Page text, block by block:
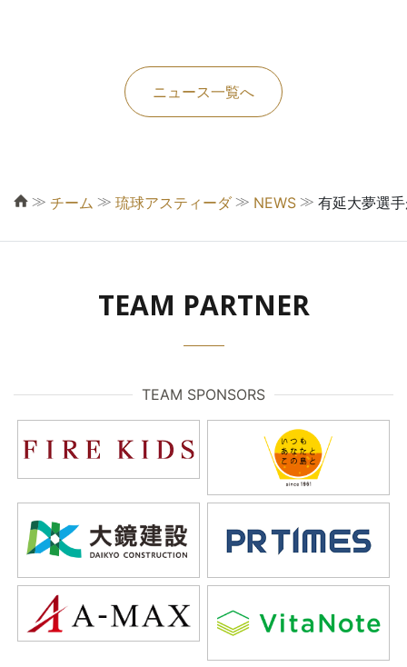
ニュース一覧へ
≫ チーム ≫ 琉球アスティーダ ≫ NEWS ≫ 有延大夢選
TEAM PARTNER
TEAM SPONSORS